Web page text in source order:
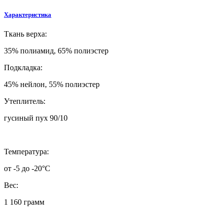
Характеристика
Ткань верха:
35% полиамид, 65% полиэстер
Подкладка:
45% нейлон, 55% полиэстер
Утеплитель:
гусиный пух 90/10
Температура:
от -5 до -20°C
Вес:
1 160 грамм